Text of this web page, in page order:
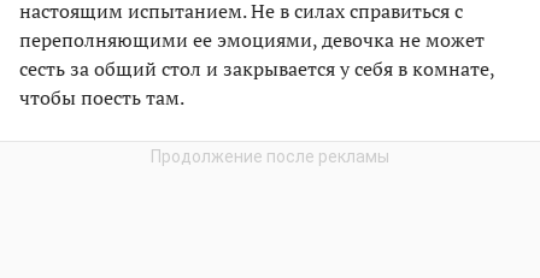
настоящим испытанием. Не в силах справиться с
переполняющими ее эмоциями, девочка не может
сесть за общий стол и закрывается у себя в комнате,
чтобы поесть там.